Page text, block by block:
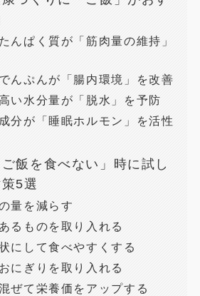
んぱく質が「筋肉量の維持」
んぷんが「腸内環境」を改善
い水分量が「脱水」を予防
分が「睡眠ホルモン」を活性
飯を食べない」時に試し
5選
量を減らす
るものを取り入れる
にして食べやすくする
にぎりを取り入れる
ぜて栄養価をアップする